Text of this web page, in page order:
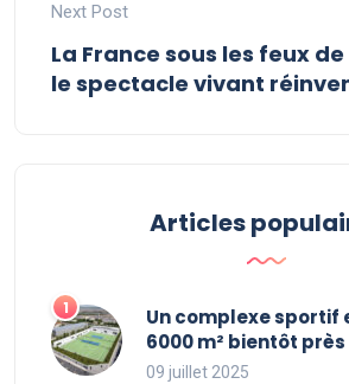
Next Post
La France sous les feux
le spectacle vivant
Articles
Un complexe sportif
6000 m² bientôt près
09 juillet 2025